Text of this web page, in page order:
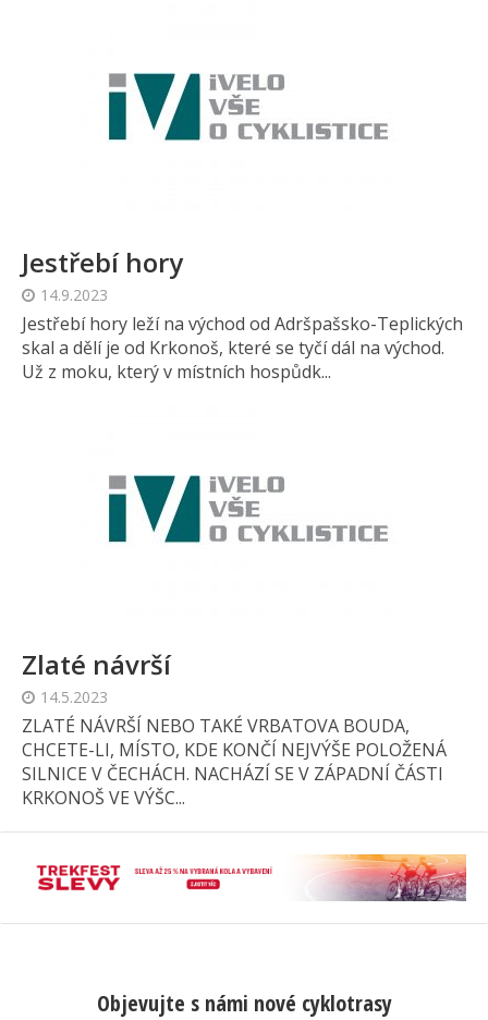
Jestřebí hory
14.9.2023
Jestřebí hory leží na východ od Adršpašsko-Teplických
skal a dělí je od Krkonoš, které se tyčí dál na východ.
Už z moku, který v místních hospůdk...
Zlaté návrší
14.5.2023
ZLATÉ NÁVRŠÍ NEBO TAKÉ VRBATOVA BOUDA,
CHCETE-LI, MÍSTO, KDE KONČÍ NEJVÝŠE POLOŽENÁ
SILNICE V ČECHÁCH. NACHÁZÍ SE V ZÁPADNÍ ČÁSTI
KRKONOŠ VE VÝŠC...
Objevujte s námi nové cyklotrasy